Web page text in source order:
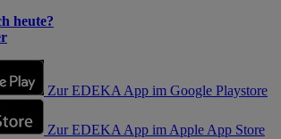
heute?
Zur EDEKA App im Google Playstore
Zur EDEKA App im Apple App Store